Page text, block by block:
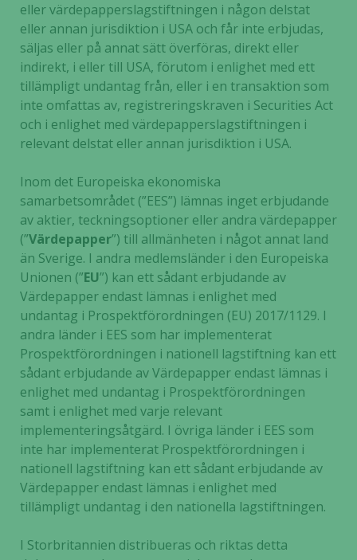
eller värdepapperslagstiftningen i någon delstat
eller annan jurisdiktion i USA och får inte erbjudas,
säljas eller på annat sätt överföras, direkt eller
indirekt, i eller till USA, förutom i enlighet med ett
tillämpligt undantag från, eller i en transaktion som
inte omfattas av, registreringskraven i Securities Act
och i enlighet med värdepapperslagstiftningen i
relevant delstat eller annan jurisdiktion i USA.
Inom det Europeiska ekonomiska
samarbetsområdet (”EES”) lämnas inget erbjudande
av aktier, teckningsoptioner eller andra värdepapper
(”Värdepapper”) till allmänheten i något annat land
än Sverige. I andra medlemsländer i den Europeiska
Unionen (”EU”) kan ett sådant erbjudande av
Värdepapper endast lämnas i enlighet med
undantag i Prospektförordningen (EU) 2017/1129. I
andra länder i EES som har implementerat
Prospektförordningen i nationell lagstiftning kan ett
sådant erbjudande av Värdepapper endast lämnas i
enlighet med undantag i Prospektförordningen
samt i enlighet med varje relevant
implementeringsåtgärd. I övriga länder i EES som
inte har implementerat Prospektförordningen i
nationell lagstiftning kan ett sådant erbjudande av
Värdepapper endast lämnas i enlighet med
tillämpligt undantag i den nationella lagstiftningen.
I Storbritannien distribueras och riktas detta
Upplevelse
För att vår
hemsida ska
prestera så
bra som
möjligt
under ditt
du nekar de
här kakorna
kommer viss
funktionalitet
att försvinna
från
hemsidan.
Marknadsföring
Genom att dela
med dig av dina
intressen och ditt
beteende när du
surfar ökar du
chansen att få se
personligt
anpassat innehåll
och erbjudanden.